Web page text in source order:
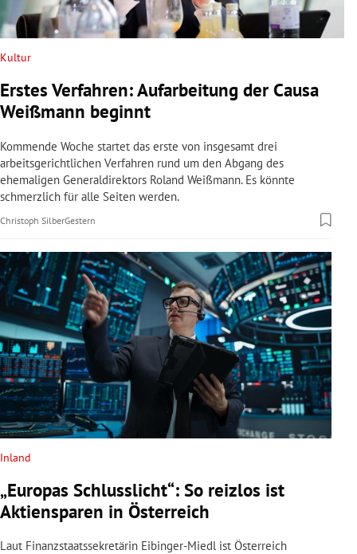
Untermenü
Untermenü
Untermenü
Untermenü
Untermenü
Untermenü
Untermenü
Untermenü
Kultur
Erstes Verfahren: Aufarbeitung der Causa
Weißmann beginnt
Kommende Woche startet das erste von insgesamt drei
arbeitsgerichtlichen Verfahren rund um den Abgang des
ehemaligen Generaldirektors Roland Weißmann. Es könnte
schmerzlich für alle Seiten werden.
Christoph SilberGestern
Inland
„Europas Schlusslicht“: So reizlos ist
Aktiensparen in Österreich
Laut Finanzstaatssekretärin Eibinger-Miedl ist Österreich